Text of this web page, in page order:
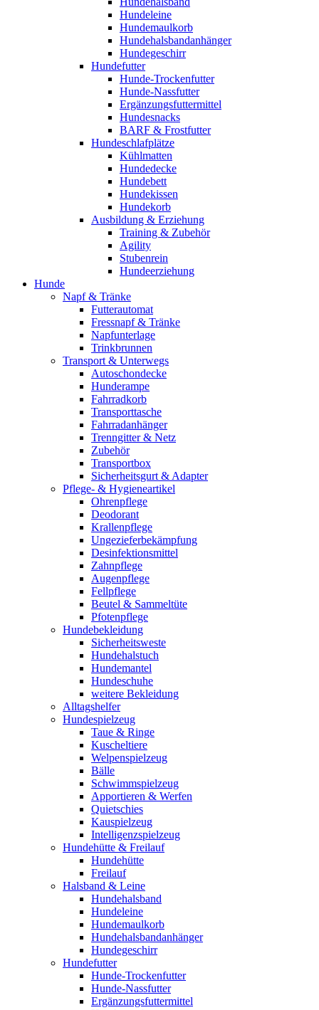
Hundeleine
Hundemaulkorb
Hundehalsbandanhänger
Hundegeschirr
Hundefutter
Hunde-Trockenfutter
Hunde-Nassfutter
Ergänzungsfuttermittel
Hundesnacks
BARF & Frostfutter
Hundeschlafplätze
Kühlmatten
Hundedecke
Hundebett
Hundekissen
Hundekorb
Ausbildung & Erziehung
Training & Zubehör
Agility
Stubenrein
Hundeerziehung
Hunde
Napf & Tränke
Futterautomat
Fressnapf & Tränke
Napfunterlage
Trinkbrunnen
Transport & Unterwegs
Autoschondecke
Hunderampe
Fahrradkorb
Transporttasche
Fahrradanhänger
Trenngitter & Netz
Zubehör
Transportbox
Sicherheitsgurt & Adapter
Pflege- & Hygieneartikel
Ohrenpflege
Deodorant
Krallenpflege
Ungezieferbekämpfung
Desinfektionsmittel
Zahnpflege
Augenpflege
Fellpflege
Beutel & Sammeltüte
Pfotenpflege
Hundebekleidung
Sicherheitsweste
Hundehalstuch
Hundemantel
Hundeschuhe
weitere Bekleidung
Alltagshelfer
Hundespielzeug
Taue & Ringe
Kuscheltiere
Welpenspielzeug
Bälle
Schwimmspielzeug
Apportieren & Werfen
Quietschies
Kauspielzeug
Intelligenzspielzeug
Hundehütte & Freilauf
Hundehütte
Freilauf
Halsband & Leine
Hundehalsband
Hundeleine
Hundemaulkorb
Hundehalsbandanhänger
Hundegeschirr
Hundefutter
Hunde-Trockenfutter
Hunde-Nassfutter
Ergänzungsfuttermittel